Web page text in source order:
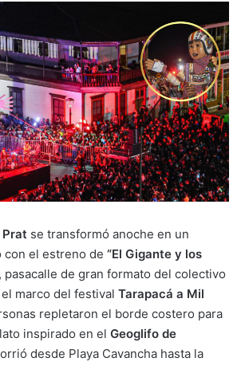
se transformó anoche en un
con el estreno de “El Gigante y los
, pasacalle de gran formato del colectivo
el marco del festival Tarapacá a Mil
repletaron el borde costero para
inspirado en el Geoglifo de
desde Playa Cavancha hasta la